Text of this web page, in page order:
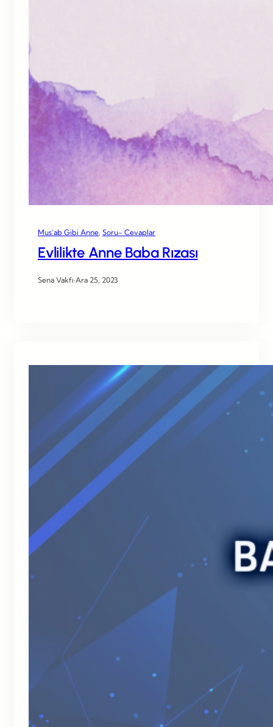
Mus’ab Gibi Anne Soru- Cevaplar
Evlilikte Anne Baba Rızası
Sena Vakfı·Ara 25, 2023